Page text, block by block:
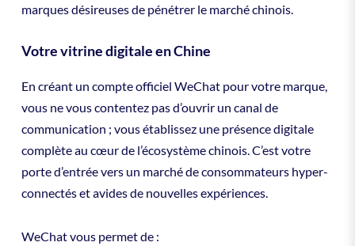
marques désireuses de pénétrer le marché chinois.
Votre vitrine digitale en Chine
En créant un compte officiel WeChat pour votre marque,
vous ne vous contentez pas d’ouvrir un canal de
communication ; vous établissez une présence digitale
complète au cœur de l’écosystème chinois. C’est votre
porte d’entrée vers un marché de consommateurs hyper-
connectés et avides de nouvelles expériences.
WeChat vous permet de :